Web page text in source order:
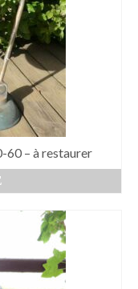
60 – à restaurer